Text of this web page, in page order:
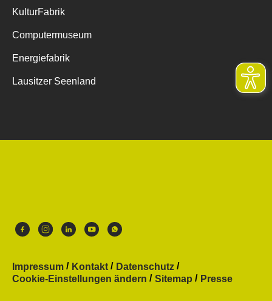
KulturFabrik
Computermuseum
Energiefabrik
Lausitzer Seenland
Impressum Kontakt
Datenschutz
Cookie-Einstellungen ändern
Sitemap Presse